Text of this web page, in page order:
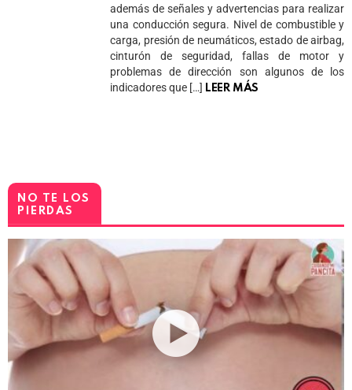
además de señales y advertencias para realizar
una conducción segura. Nivel de combustible y
carga, presión de neumáticos, estado de airbag,
cinturón de seguridad, fallas de motor y
problemas de dirección son algunos de los
indicadores que […] LEER MÁS
NO TE LOS
PIERDAS